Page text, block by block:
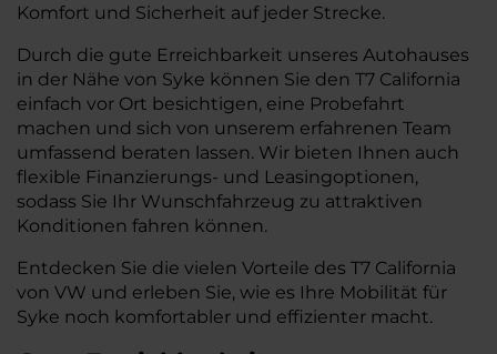
Komfort und Sicherheit auf jeder Strecke.
Durch die gute Erreichbarkeit unseres Autohauses
in der Nähe von Syke können Sie den T7 California
einfach vor Ort besichtigen, eine Probefahrt
machen und sich von unserem erfahrenen Team
umfassend beraten lassen. Wir bieten Ihnen auch
flexible Finanzierungs- und Leasingoptionen,
sodass Sie Ihr Wunschfahrzeug zu attraktiven
Konditionen fahren können.
Entdecken Sie die vielen Vorteile des T7 California
von VW und erleben Sie, wie es Ihre Mobilität für
Syke noch komfortabler und effizienter macht.